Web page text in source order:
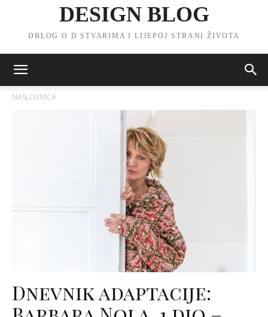
DESIGN BLOG
DBLOG O D STVARIMA I LIJEPOJ STRANI ŽIVOTA
NASLOVNICA
Dnevnik adaptacije: